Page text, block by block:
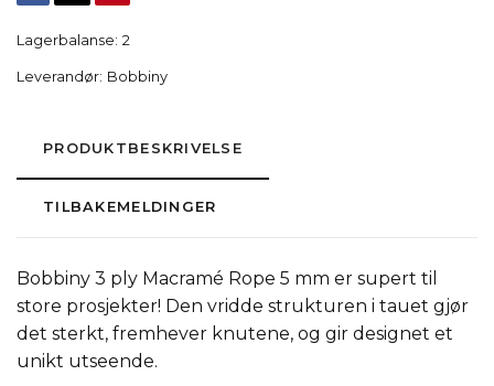
Lagerbalanse: 2
Leverandør: Bobbiny
PRODUKTBESKRIVELSE
TILBAKEMELDINGER
Bobbiny 3 ply Macramé Rope 5 mm er supert til
store prosjekter! Den vridde strukturen i tauet gjør
det sterkt, fremhever knutene, og gir designet et
unikt utseende.